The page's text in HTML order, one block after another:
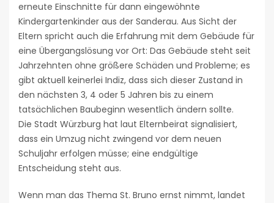
erneute Einschnitte für dann eingewöhnte
Kindergartenkinder aus der Sanderau. Aus Sicht der
Eltern spricht auch die Erfahrung mit dem Gebäude für
eine Übergangslösung vor Ort: Das Gebäude steht seit
Jahrzehnten ohne größere Schäden und Probleme; es
gibt aktuell keinerlei Indiz, dass sich dieser Zustand in
den nächsten 3, 4 oder 5 Jahren bis zu einem
tatsächlichen Baubeginn wesentlich ändern sollte.
Die Stadt Würzburg hat laut Elternbeirat signalisiert,
dass ein Umzug nicht zwingend vor dem neuen
Schuljahr erfolgen müsse; eine endgültige
Entscheidung steht aus.
Wenn man das Thema St. Bruno ernst nimmt, landet